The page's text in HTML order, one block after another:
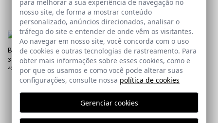
29,95 € / 35,95 €
S M 2XL
BOTIM MOGUER
39,95 € / 69,95 €
43 44
CAMISA DENIM | AZUL
29,95 € / 39,95 €
XS
PAGAMENTO SEGURO
para melhorar a sua experiência de navegação no
nosso site, de forma a mostrar conteúdo
personalizado, anúncios direcionados, analisar o
tráfego do site e entender de onde vêm os visitantes.
Ao navegar em nosso site, você concorda com o uso
de cookies e outras tecnologias de rastreamento. Para
obter mais informações sobre esses cookies, como e
por que os usamos e como você pode alterar suas
configurações, consulte nossa política de cookies
Gerenciar cookies